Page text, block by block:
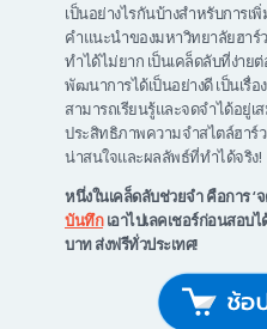
เป็นอย่างไรกันบ้างสำหรับการ
คำแนะนำของมหาวิทยาลัยฮาร์
ทำได้ไม่ยาก เป็นเคล็ดลับที่ง่าย
พัฒนาการได้เป็นอย่างดี เป็นเ
สามารถเรียนรู้และจดจำได้อยู่เ
ประสิทธิภาพความจำสไตล์ฮาร์
น่าสนใจและผลลัพธ์ที่ทำได้จริง!
หนึ่งในเคล็ดลับช่วยจำ คือการ ‘จ
บันทึกเอาไปเลคเชอร์ก่อนสอบไ
บาท ส่งฟรีทั่วประเทศ!